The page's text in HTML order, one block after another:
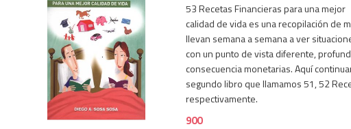
900
53 Recetas Financieras para una mejor
calidad de vida es una recopilación de
llevan semana a semana a ver
con un punto de vista diferente,
consecuencia monetarias. Aquí
segundo libro que llamamos 51, 52
respectivamente.
900